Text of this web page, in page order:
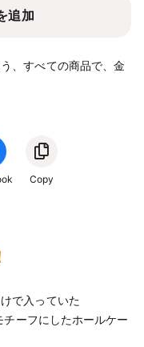
追加
、すべての商品で、金
Copy
で入っていた
ーフにしたホールケー